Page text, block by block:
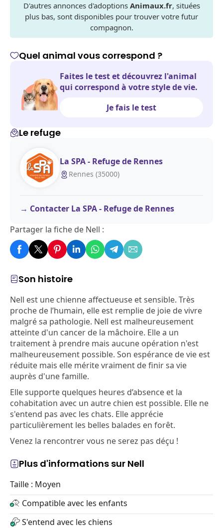
D'autres annonces d'adoptions Animaux.fr, situées
plus bas, sont disponibles pour trouver votre futur
compagnon.
Son histoire
Nell est une chienne affectueuse et sensible. Très
proche de l’humain, elle est remplie de joie de vivre
malgré sa pathologie. Nell est malheureusement
atteinte d'un cancer de la mâchoire. Elle a un
traitement à prendre mais aucune opération n'est
malheureusement possible. Son espérance de vie est
réduite mais elle mérite vraiment de finir sa vie
auprès d'une famille.
Elle supporte quelques heures d’absence et la
cohabitation avec un autre chien est possible. Elle ne
s'entend pas avec les chats. Elle apprécie
particulièrement les belles balades en forêt.
Venez la rencontrer vous ne serez pas déçu !
Plus d'informations sur Nell
Taille : Moyen
Compatible avec les enfants
S'entend avec les chiens
Quel animal vous correspond ?
Faites le test et découvrez l'animal
qui correspond à votre style de vie.
Je fais le test
Le refuge
La SPA - Refuge de Rennes
Rennes (35000)
Contacter La SPA - Refuge de Rennes
Partager la fiche de Nell :